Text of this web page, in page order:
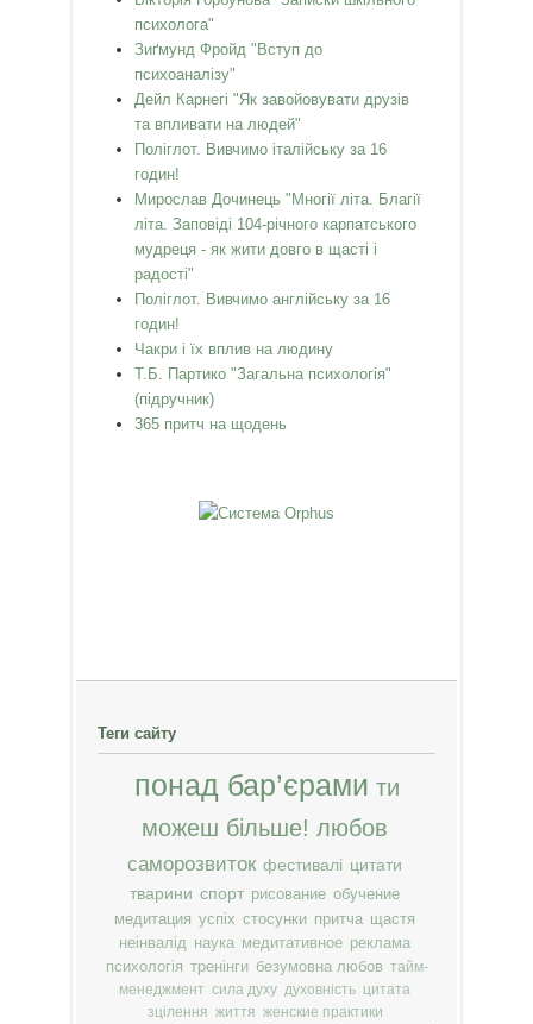
психолога"
Зиґмунд Фройд "Вступ до
психоаналізу"
Дейл Карнегі "Як завойовувати друзів
та впливати на людей"
Поліглот. Вивчимо італійську за 16
годин!
Мирослав Дочинець "Многії літа. Благії
літа. Заповіді 104-річного карпатського
мудреця - як жити довго в щасті і
радості"
Поліглот. Вивчимо англійську за 16
годин!
Чакри і їх вплив на людину
Т.Б. Партико "Загальна психологія"
(підручник)
365 притч на щодень
Теги сайту
понад бар’єрами ти
можеш більше! любов
саморозвиток фестивалі цитати
тварини спорт рисование обучение
медитация успіх стосунки притча щастя
неінвалід наука медитативное реклама
психологія тренінги безумовна любов тайм-
менеджмент сила духу духовність цитата
зцілення життя женские практики